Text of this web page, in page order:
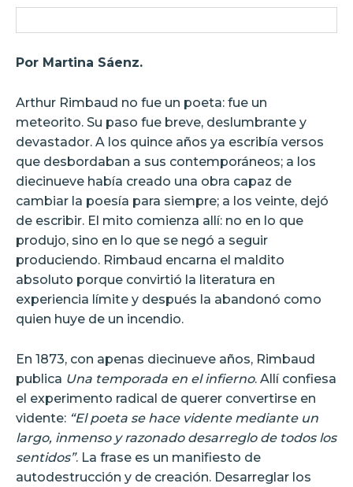
Por Martina Sáenz.
Arthur Rimbaud no fue un poeta: fue un
meteorito. Su paso fue breve, deslumbrante y
devastador. A los quince años ya escribía versos
que desbordaban a sus contemporáneos; a los
diecinueve había creado una obra capaz de
cambiar la poesía para siempre; a los veinte, dejó
de escribir. El mito comienza allí: no en lo que
produjo, sino en lo que se negó a seguir
produciendo. Rimbaud encarna el maldito
absoluto porque convirtió la literatura en
experiencia límite y después la abandonó como
quien huye de un incendio.
En 1873, con apenas diecinueve años, Rimbaud
publica Una temporada en el infierno. Allí confiesa
el experimento radical de querer convertirse en
vidente: “El poeta se hace vidente mediante un
largo, inmenso y razonado desarreglo de todos los
sentidos”. La frase es un manifiesto de
autodestrucción y de creación. Desarreglar los